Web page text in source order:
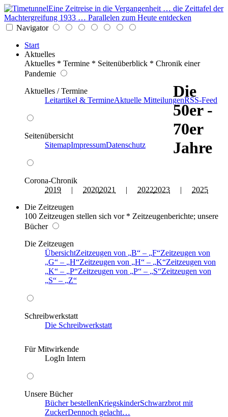
Eine Zeitreise in die Vergangenheit … die Zeittafel der
Machtergreifung 1933 … Parallelen zum Heute entdecken
Navigator
Start
Aktuelles
Aktuelles * Termine * Seitenüberblick * Chronik einer
Pandemie
Aktuelles / Termine
Leitartikel & TermineAktuelle MitteilungenRSS-Feed
Seitenübersicht
SitemapImpressumDatenschutz
Corona-Chronik
2019 | 20202021 | 20222023 | 2025
Die Zeitzeugen
100 Zeitzeugen stellen sich vor * Zeitzeugenberichte; unsere
Bücher
Die Zeitzeugen
ÜbersichtZeitzeugen von B – F Zeitzeugen von
G
– H Zeitzeugen von H – K Zeitzeugen von
K
– P Zeitzeugen von P – S Zeitzeugen von
S
– Z
Schreibwerkstatt
Die Schreibwerkstatt
Für Mitwirkende
LogIn Intern
Unsere Bücher
Bücher bestellenKriegskinderSchwarzbrot mit
ZuckerDennoch gelacht…
Die
50er -
70er
Jahre